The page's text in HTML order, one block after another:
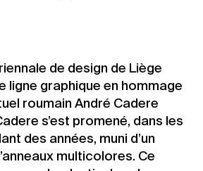
de design de Liège
ligne graphique en hommage
roumain André Cadere
s’est promené, dans les
des années, muni d’un
multicolores. Ce